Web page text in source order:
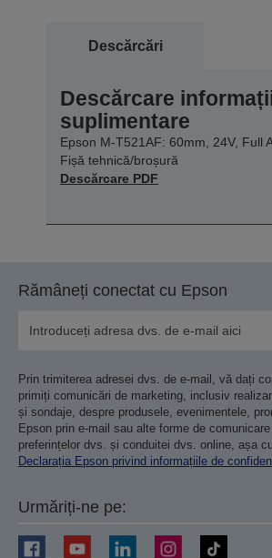
Descărcări
Descărcare
suplimentare
Epson M-T521AF: 60mm, 24V, Full
Fișă tehnică/broșură
Descărcare PDF
Rămâneți conectat cu Epson
Prin trimiterea adresei dvs. de e-mail, vă dați
primiți comunicări de marketing, inclusiv
și sondaje, despre produsele, evenimentele,
Epson prin e-mail sau alte forme de
preferințelor dvs. și conduitei dvs. online, așa
Declarația Epson privind informațiile de
Urmăriți-ne pe: